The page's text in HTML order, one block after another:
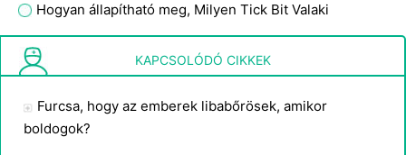
Hogyan állapítható meg, Milyen Tick Bit ​​Valaki
Lyme Tick eltávolításaKAPCSOLÓDÓ CIKKEK
Furcsa, hogy az emberek libabőrösek, amikor
boldogok?